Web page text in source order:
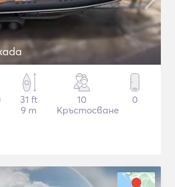
31 ft
9 m
10
Кръстосване
0